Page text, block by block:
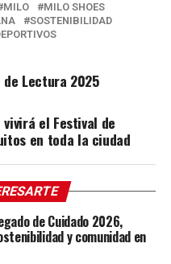
MILO
MILO SHOES
SOSTENIBILIDAD
Lectura 2025
el Festival de
en toda la ciudad
de Cuidado 2026,
y comunidad en